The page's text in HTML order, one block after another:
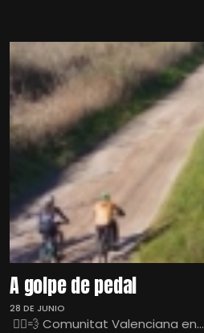
A golpe de pedal
28 DE JUNIO
🚴‍♀️💨 Comunitat Valenciana en...